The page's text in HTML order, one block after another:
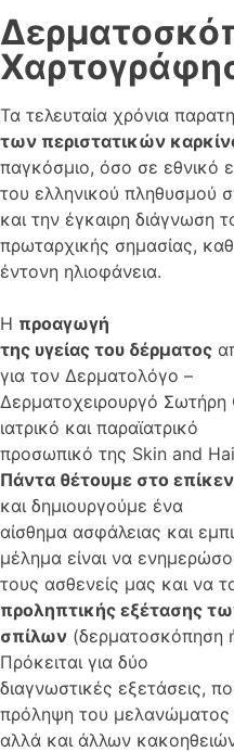
Τα τελευταία χρόνια
των περιστατικών
παγκόσμιο, όσο σε εθνικό
του ελληνικού πληθυσμού
και την έγκαιρη διάγνωση
πρωταρχικής σημασίας,
έντονη ηλιοφάνεια.
Η προαγωγή
της υγείας του δέρματος
για τον Δερματολόγο –
Δερματοχειρουργό
ιατρικό και παραϊατρικό
προσωπικό της Skin and
Πάντα θέτουμε στο
και δημιουργούμε ένα
αίσθημα ασφάλειας και
μέλημα είναι να
τους ασθενείς μας και να
προληπτικής εξέτασης
σπίλων (δερματοσκόπηση
Πρόκειται για δύο
διαγνωστικές εξετάσεις,
πρόληψη του μελανώματος
αλλά και άλλων